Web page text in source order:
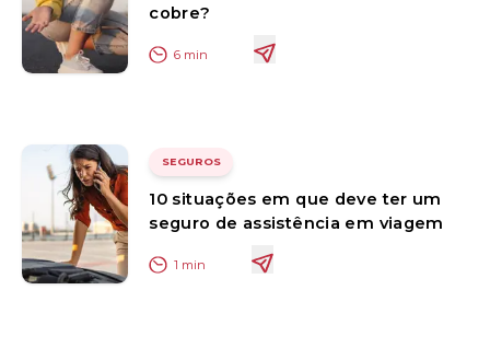
cobre?
6 min
SEGUROS
10 situações em que deve ter um
seguro de assistência em viagem
1 min